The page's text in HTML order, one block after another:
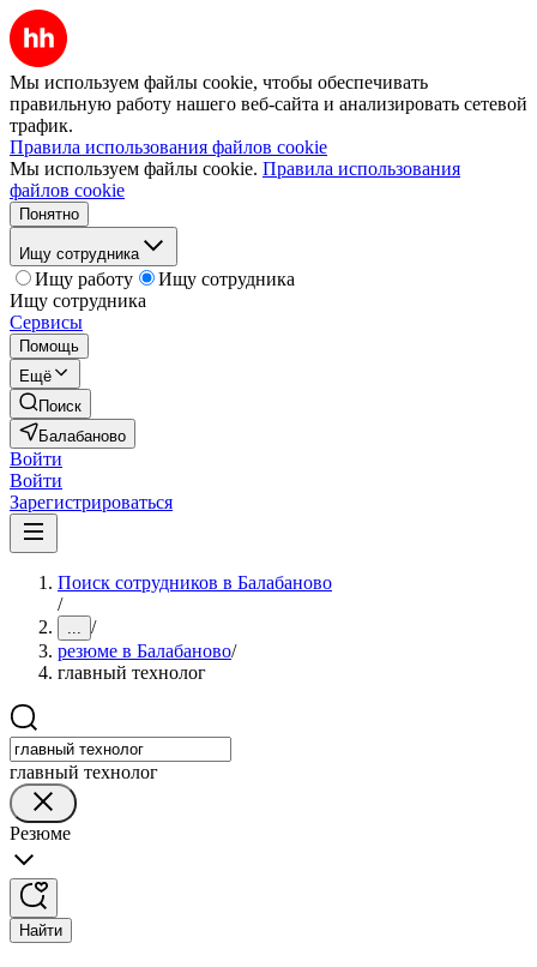
Мы используем файлы cookie, чтобы обеспечивать
правильную работу нашего веб-сайта и анализировать сетевой
трафик.
Правила использования файлов cookie
Мы используем файлы cookie. Правила использования
файлов cookie
Понятно
Ищу сотрудника
Ищу работу
Ищу сотрудника
Ищу сотрудника
Сервисы
Помощь
Ещё
Поиск
Балабаново
Войти
Войти
Зарегистрироваться
Поиск сотрудников в Балабаново
/
... /
резюме в Балабаново/
главный технолог
главный технолог
Резюме
Найти